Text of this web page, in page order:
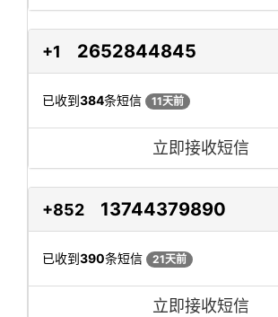
+1 2652844845
已收到384条短信 11天前
立即接收短信
+852 13744379890
已收到390条短信 21天前
立即接收短信